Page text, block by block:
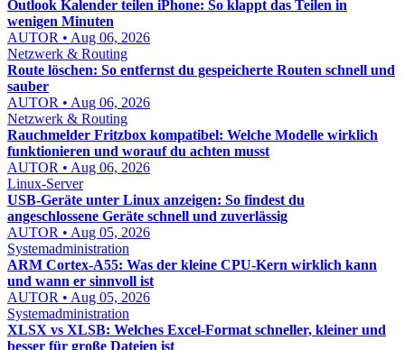
Outlook Kalender teilen iPhone: So klappt das Teilen in
wenigen Minuten
AUTOR • Aug 06, 2026
Netzwerk & Routing
Route löschen: So entfernst du gespeicherte Routen schnell und
sauber
AUTOR • Aug 06, 2026
Netzwerk & Routing
Rauchmelder Fritzbox kompatibel: Welche Modelle wirklich
funktionieren und worauf du achten musst
AUTOR • Aug 06, 2026
Linux-Server
USB-Geräte unter Linux anzeigen: So findest du
angeschlossene Geräte schnell und zuverlässig
AUTOR • Aug 05, 2026
Systemadministration
ARM Cortex-A55: Was der kleine CPU-Kern wirklich kann
und wann er sinnvoll ist
AUTOR • Aug 05, 2026
Systemadministration
XLSX vs XLSB: Welches Excel-Format schneller, kleiner und
besser für große Dateien ist